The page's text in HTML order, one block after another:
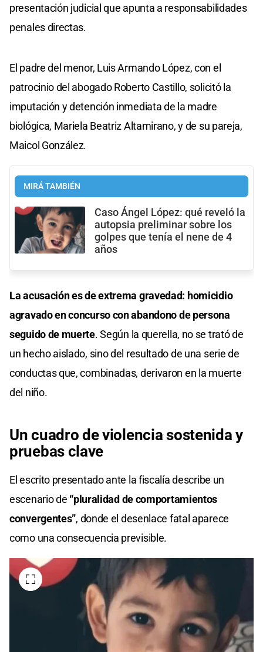
presentación judicial que apunta a responsabilidades
penales directas.
El padre del menor, Luis Armando López, con el
patrocinio del abogado Roberto Castillo, solicitó la
imputación y detención inmediata de la madre
biológica, Mariela Beatriz Altamirano, y de su pareja,
Maicol González.
MIRÁ TAMBIÉN
Caso Ángel López: qué reveló la
autopsia preliminar sobre los
golpes que tenía el nene de 4
años
La acusación es de extrema gravedad: homicidio
agravado en concurso con abandono de persona
seguido de muerte. Según la querella, no se trató de
un hecho aislado, sino del resultado de una serie de
conductas que, combinadas, derivaron en la muerte
del niño.
Un cuadro de violencia sostenida y
pruebas clave
El escrito presentado ante la fiscalía describe un
escenario de “pluralidad de comportamientos
convergentes”, donde el desenlace fatal aparece
como una consecuencia previsible.